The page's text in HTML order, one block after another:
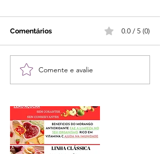
Comentários 0.0 / 5 (0)
Comente e avalie